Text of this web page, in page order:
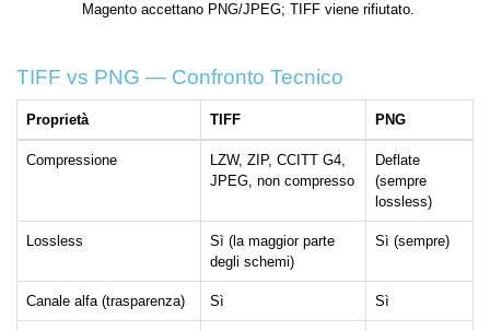
Magento accettano PNG/JPEG; TIFF viene rifiutato.
TIFF vs PNG — Confronto Tecnico
Proprietà TIFF PNG
Compressione
LZW, ZIP, CCITT G4,
JPEG, non compresso
Deflate
(sempre
lossless)
Lossless
Sì (la maggior parte
degli schemi)
Sì (sempre)
Canale alfa (trasparenza) Sì Sì